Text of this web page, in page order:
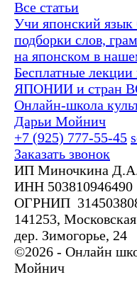
Все статьи
Учи японский язык
подборки слов,
на японском в
Бесплатные
ЯПОНИИ и стран
Онлайн-школа
Дарьи Мойнич
+7 (925) 777-55-45
Заказать звонок
ИП Миночкина
ИНН 503810946490
ОГРНИП
141253,
дер. Зимогорье, 24
©2026 - Онлайн
Мойнич